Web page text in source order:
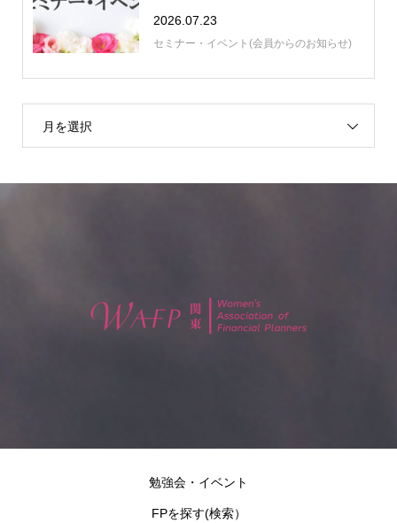
2026.07.23
セミナー・イベント(会員からのお知らせ)
月を選択
勉強会・イベント
FPを探す(検索）